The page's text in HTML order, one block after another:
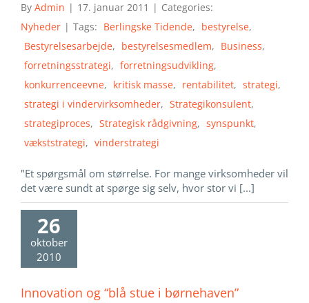
By Admin | 17. januar 2011 | Categories:
Nyheder | Tags: Berlingske Tidende, bestyrelse,
Bestyrelsesarbejde, bestyrelsesmedlem, Business,
forretningsstrategi, forretningsudvikling,
konkurrenceevne, kritisk masse, rentabilitet, strategi,
strategi i vindervirksomheder, Strategikonsulent,
strategiproces, Strategisk rådgivning, synspunkt,
vækststrategi, vinderstrategi
"Et spørgsmål om størrelse. For mange virksomheder vil
det være sundt at spørge sig selv, hvor stor vi [...]
26
oktober
2010
Innovation og “blå stue i børnehaven”